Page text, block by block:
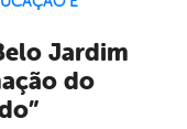
Jardim
do